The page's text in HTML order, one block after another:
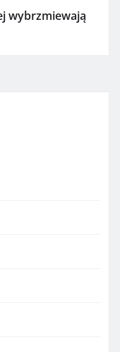
wybrzmiewają